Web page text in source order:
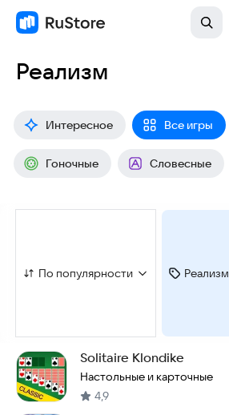
Реализм
Интересное Все игры
Гоночные Словесные
По популярности Реализм
Solitaire Klondike
Настольные и карточные
4,9